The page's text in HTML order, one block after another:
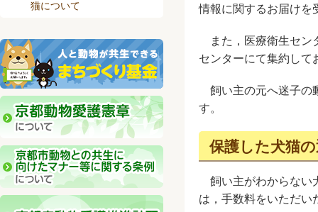
猫について
情報に関するお届けを
また，医療衛生セン
センターにて集約して
飼い主の元へ迷子の
す。
保護した犬猫
飼い主がわからない
は，手数料をいただい